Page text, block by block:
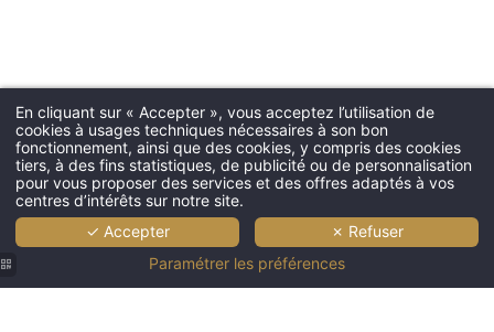
En cliquant sur « Accepter », vous acceptez l’utilisation de
cookies à usages techniques nécessaires à son bon
fonctionnement, ainsi que des cookies, y compris des cookies
tiers, à des fins statistiques, de publicité ou de personnalisation
pour vous proposer des services et des offres adaptés à vos
centres d’intérêts sur notre site.
✓ Accepter
✗ Refuser
Paramétrer les préférences